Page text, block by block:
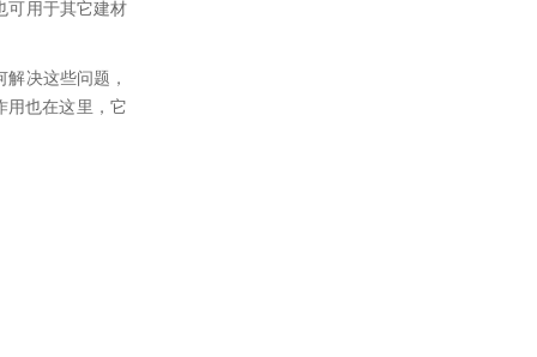
可用于其它建材
决这些问题，
用也在这里，它